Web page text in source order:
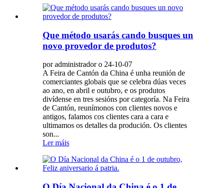
Que método usarás cando busques un
novo provedor de produtos?
por administrador o 24-10-07
A Feira de Cantón da China é unha reunión de
comerciantes globais que se celebra dúas veces
ao ano, en abril e outubro, e os produtos
divídense en tres sesións por categoría. Na Feira
de Cantón, reunímonos con clientes novos e
antigos, falamos cos clientes cara a cara e
ultimamos os detalles da produción. Os clientes
son...
Ler máis